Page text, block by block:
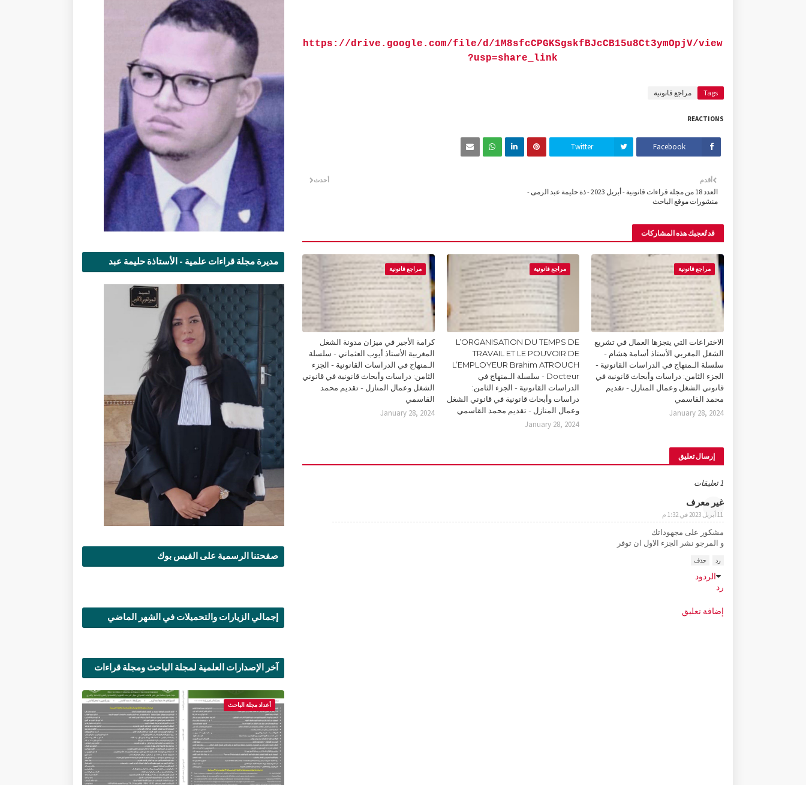
https://drive.google.com/file/d/1M8sfcCPGKSgskfBJcCB15u8Ct3ymOpjV/view
?usp=share_link
Tags مراجع قانونية
REACTIONS
Facebook
Twitter
أحدث أقدم
العدد 18 من مجلة قراءات قانونية - أبريل 2023 - ذة حليمة عبد الرمى -
منشورات موقع الباحث
قد تُعجبك هذه المشاركات
مراجع قانونية
الاختراعات التي ينجزها العمال في تشريع
الشغل المغربي الأستاذ أسامة هشام -
سلسلة الـمنهاج في الدراسات القانونية -
الجزء الثامن: دراسات وأبحاث قانونية في
قانوني الشغل وعمال المنازل - تقديم
محمد القاسمي
January 28, 2024
مراجع قانونية
L’ORGANISATION DU TEMPS DE
TRAVAIL ET LE POUVOIR DE
L’EMPLOYEUR Brahim ATROUCH
Docteur - سلسلة الـمنهاج في
الدراسات القانونية - الجزء الثامن:
دراسات وأبحاث قانونية في قانوني الشغل
وعمال المنازل - تقديم محمد القاسمي
January 28, 2024
مراجع قانونية
كرامة الأجير في ميزان مدونة الشغل
المغربية الأستاذ أيوب العثماني - سلسلة
الـمنهاج في الدراسات القانونية - الجزء
الثامن: دراسات وأبحاث قانونية في قانوني
الشغل وعمال المنازل - تقديم محمد
القاسمي
January 28, 2024
إرسال تعليق
1 تعليقات
غير معرف
11 أبريل 2023 في 1:32 م
مشكور على مجهوداتك
و المرجو نشر الجزء الاول ان توفر
رد حذف
الردود
رد
إضافة تعليق
مديرة مجلة قراءات علمية - الأستاذة حليمة عبد
صفحتنا الرسمية على الفيس بوك
إجمالي الزيارات والتحميلات في الشهر الماضي
آخر الإصدارات العلمية لمجلة الباحث ومجلة قراءات
أعداد مجلة الباحث